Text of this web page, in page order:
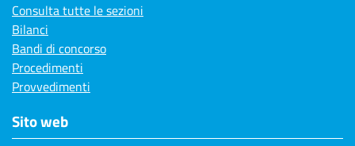
Consulta tutte le sezioni
Bilanci
Bandi di concorso
Procedimenti
Provvedimenti
Sito web